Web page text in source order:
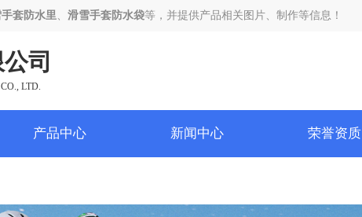
套防水里、 滑雪手套防水袋等，并提供产品相关图片、制作等信息！
司
LTD.
产品中心 新闻中心 荣誉资质